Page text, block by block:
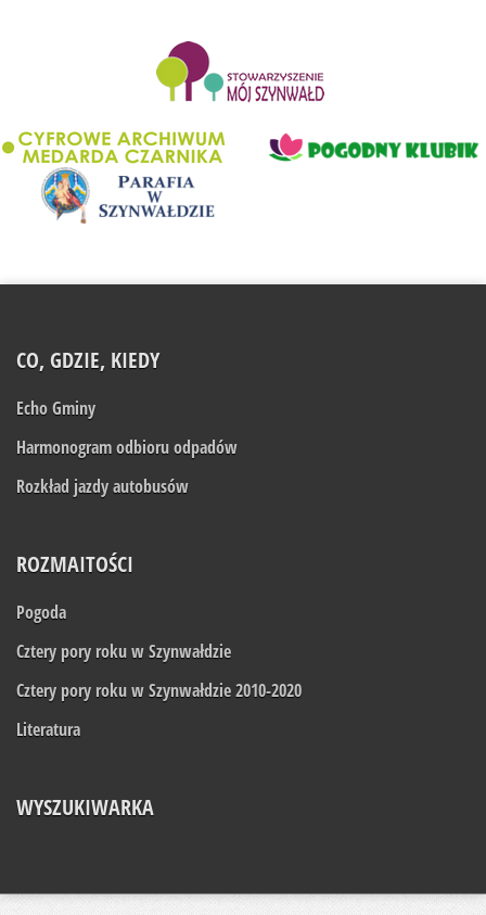
CO, GDZIE, KIEDY
Echo Gminy
Harmonogram odbioru odpadów
Rozkład jazdy autobusów
ROZMAITOŚCI
Pogoda
Cztery pory roku w Szynwałdzie
Cztery pory roku w Szynwałdzie 2010-2020
Literatura
WYSZUKIWARKA